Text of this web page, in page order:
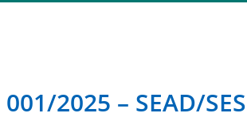
2025 – SEAD/SES